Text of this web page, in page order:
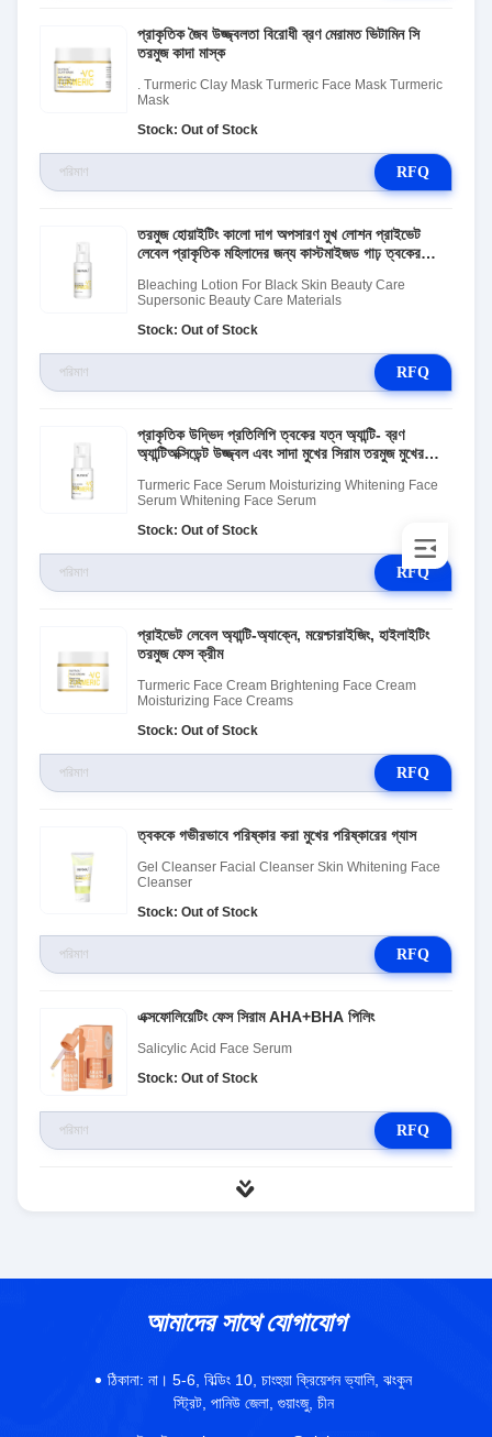
প্রাকৃতিক জৈব উজ্জ্বলতা বিরোধী ব্রণ মেরামত ভিটামিন সি
তরমুজ কাদা মাস্ক
. Turmeric Clay Mask Turmeric Face Mask Turmeric
Mask
Stock: Out of Stock
RFQ
তরমুজ হোয়াইটিং কালো দাগ অপসারণ মুখ লোশন প্রাইভেট
লেবেল প্রাকৃতিক মহিলাদের জন্য কাস্টমাইজড গাঢ় ত্বকের
Bleaching Lotion For Black Skin Beauty Care
Supersonic Beauty Care Materials
Stock: Out of Stock
RFQ
প্রাকৃতিক উদ্ভিদ প্রতিলিপি ত্বকের যত্ন অ্যান্টি- ব্রণ
অ্যান্টিঅক্সিডেন্ট উজ্জ্বল এবং সাদা মুখের সিরাম তরমুজ মুখের
Turmeric Face Serum Moisturizing Whitening Face
Serum Whitening Face Serum
Stock: Out of Stock
RFQ
প্রাইভেট লেবেল অ্যান্টি-অ্যাক্নে, ময়েশ্চারাইজিং, হাইলাইটিং
তরমুজ ফেস ক্রীম
Turmeric Face Cream Brightening Face Cream
Moisturizing Face Creams
Stock: Out of Stock
RFQ
ত্বককে গভীরভাবে পরিষ্কার করা মুখের পরিষ্কারের গ্যাস
Gel Cleanser Facial Cleanser Skin Whitening Face
Cleanser
Stock: Out of Stock
RFQ
এক্সফোলিয়েটিং ফেস সিরাম AHA+BHA পিলিং
Salicylic Acid Face Serum
Stock: Out of Stock
RFQ
আমাদের সাথে যোগাযোগ
ঠিকানা: না। 5-6, বিল্ডিং 10, চাংহুয়া ক্রিয়েশন ভ্যালি, ঝংকুন
স্ট্রিট, পানিউ জেলা, গুয়াংজু, চীন